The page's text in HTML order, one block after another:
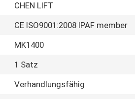
CHEN LIFT
CE ISO9001:2008 IPAF member
MK1400
1 Satz
Verhandlungsfähig